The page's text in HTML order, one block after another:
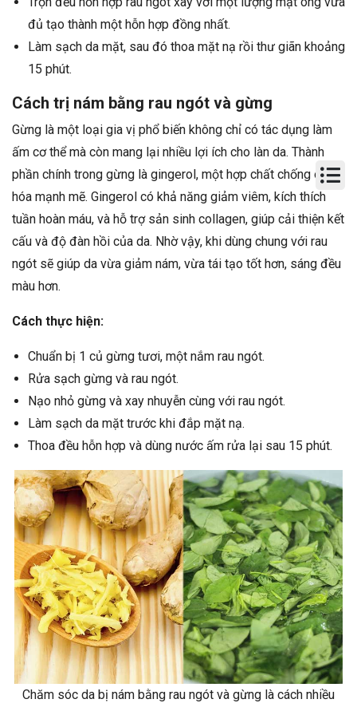
đủ tạo thành một hỗn hợp đồng nhất.
Làm sạch da mặt, sau đó thoa mặt nạ rồi thư giãn khoảng
15 phút.
Cách trị nám bằng rau ngót và gừng
Gừng là một loại gia vị phổ biến không chỉ có tác dụng làm
ấm cơ thể mà còn mang lại nhiều lợi ích cho làn da. Thành
phần chính trong gừng là gingerol, một hợp chất chống oxy
hóa mạnh mẽ. Gingerol có khả năng giảm viêm, kích thích
tuần hoàn máu, và hỗ trợ sản sinh collagen, giúp cải thiện kết
cấu và độ đàn hồi của da. Nhờ vậy, khi dùng chung với rau
ngót sẽ giúp da vừa giảm nám, vừa tái tạo tốt hơn, sáng đều
màu hơn.
Cách thực hiện:
Chuẩn bị 1 củ gừng tươi, một nắm rau ngót.
Rửa sạch gừng và rau ngót.
Nạo nhỏ gừng và xay nhuyễn cùng với rau ngót.
Làm sạch da mặt trước khi đắp mặt nạ.
Thoa đều hỗn hợp và dùng nước ấm rửa lại sau 15 phút.
Chăm sóc da bị nám bằng rau ngót và gừng là cách nhiều